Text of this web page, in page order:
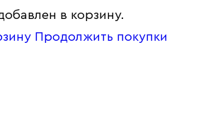
в корзину.
Продолжить покупки